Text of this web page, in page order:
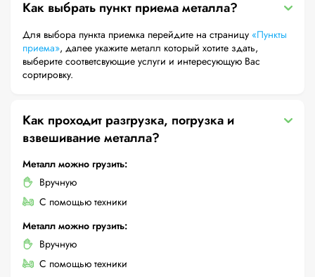
Как выбрать пункт приема металла?
Для выбора пункта приемка перейдите на страницу «Пункты
приема», далее укажите металл который хотите здать,
выберите соответсвующие услуги и интересующую Вас
сортировку.
Как проходит разгрузка, погрузка и
взвешивание металла?
Металл можно грузить:
Вручную
С помощью техники
Металл можно грузить:
Вручную
С помощью техники